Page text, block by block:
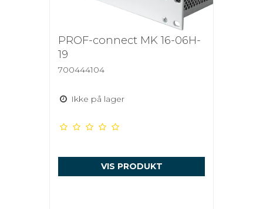
PROF-connect MK 16-06H-
19
700444104
Ikke på lager
VIS PRODUKT